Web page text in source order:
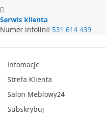
Serwis klienta
Numer infolinii 531 614 439
Infomacje
Strefa Klienta
Salon Meblowy24
Subskrybuj